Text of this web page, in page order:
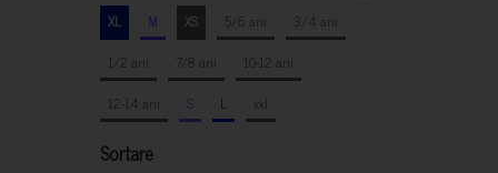
XL M XS 5/6 ani
3/4 ani
1/2 ani
7/8 ani
10-12 ani
12-14 ani
S L xxl
Sortare